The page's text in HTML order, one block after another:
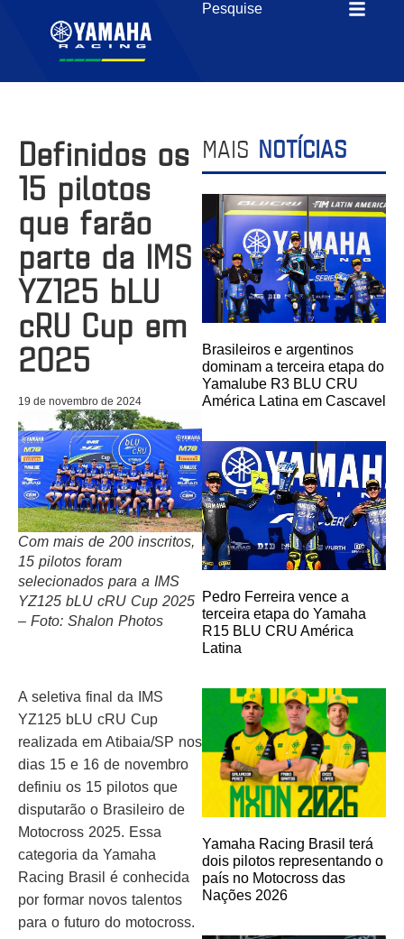
Definidos os
15 pilotos
que farão
parte da IMS
YZ125 bLU
cRU Cup em
2025
19 de novembro de 2024
Com mais de 200 inscritos,
15 pilotos foram
selecionados para a IMS
YZ125 bLU cRU Cup 2025
– Foto: Shalon Photos
A seletiva final da IMS
YZ125 bLU cRU Cup
realizada em Atibaia/SP nos
dias 15 e 16 de novembro
definiu os 15 pilotos que
disputarão o Brasileiro de
Motocross 2025. Essa
categoria da Yamaha
Racing Brasil é conhecida
por formar novos talentos
para o futuro do motocross.
MAIS NOTÍCIAS
Brasileiros e argentinos
dominam a terceira etapa do
Yamalube R3 BLU CRU
América Latina em Cascavel
Pedro Ferreira vence a
terceira etapa do Yamaha
R15 BLU CRU América
Latina
Yamaha Racing Brasil terá
dois pilotos representando o
país no Motocross das
Nações 2026